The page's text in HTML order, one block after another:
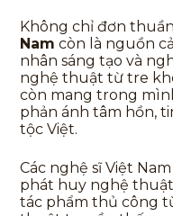
Không chỉ đơn
Nam còn là nguồn
nhân sáng tạo và
nghệ thuật từ tre
còn mang trong
phản ánh tâm hồn,
tộc Việt.
Các nghệ sĩ Việt
phát huy nghệ
tác phẩm thủ công